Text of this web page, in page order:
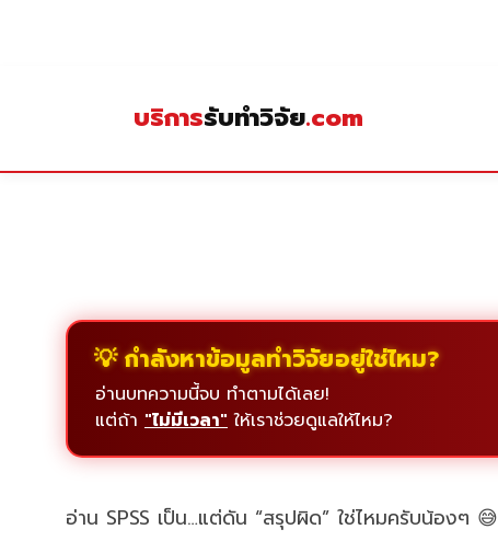
บริการรับทำวิจัย.com
💡 กำลังหาข้อมูลทำวิจัยอยู่ใช่ไหม?
อ่านบทความนี้จบ ทำตามได้เลย!
แต่ถ้า "ไม่มีเวลา" ให้เราช่วยดูแลให้ไหม?
อ่าน SPSS เป็น…แต่ดัน “สรุปผิด” ใช่ไหมครับน้องๆ 😅